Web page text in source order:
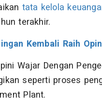
tata kelola
terakhir.
Kembali Raih
Wajar Dengan
seperti proses
Plant.